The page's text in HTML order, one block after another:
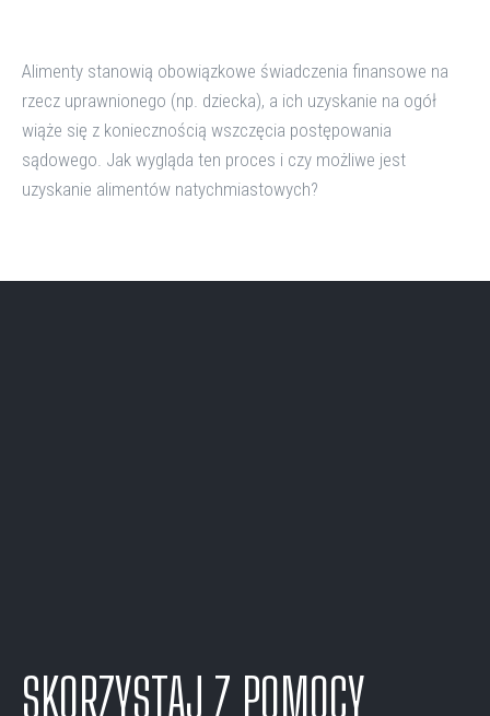
Alimenty stanowią obowiązkowe świadczenia finansowe na
rzecz uprawnionego (np. dziecka), a ich uzyskanie na ogół
wiąże się z koniecznością wszczęcia postępowania
sądowego. Jak wygląda ten proces i czy możliwe jest
uzyskanie alimentów natychmiastowych?
SKORZYSTAJ Z POMOCY